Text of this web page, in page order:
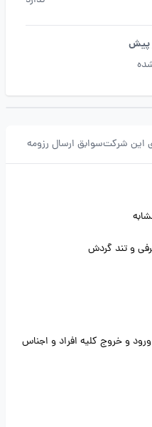
این شرکتسوابق ارسال رزومه
و تند گردش
ورود و ﺧﺮوج کلیه اﻓﺮاد و اﺟﻨﺎس